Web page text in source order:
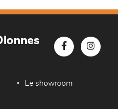
Le showroom